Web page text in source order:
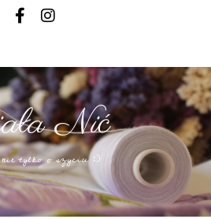
Nić
nie tylko o szyciu :)